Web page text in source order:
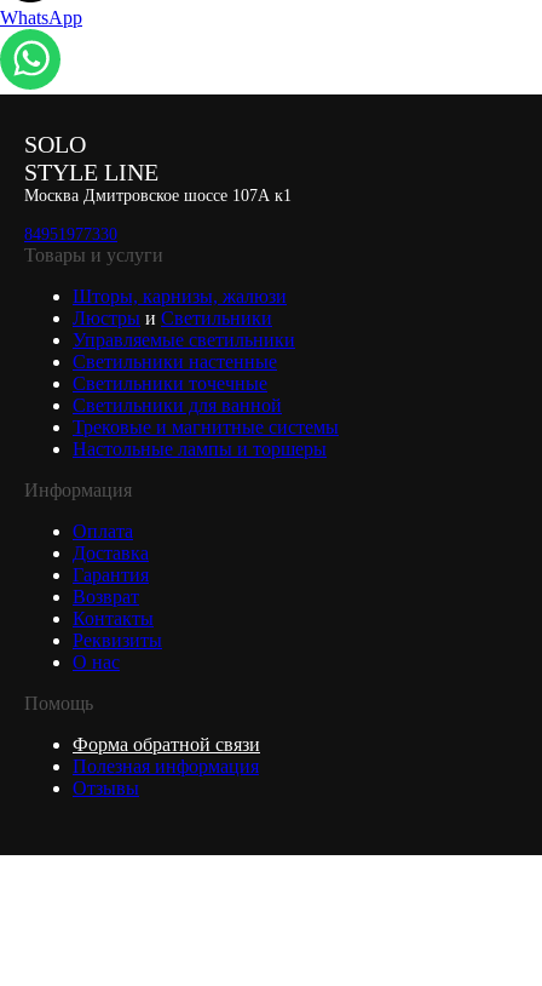
WhatsApp
SOLO
STYLE LINE
Москва Дмитровское шоссе 107А к1
84951977330
Товары и услуги
Шторы, карнизы, жалюзи
Люстры и Светильники
Управляемые светильники
Светильники настенные
Светильники точечные
Светильники для ванной
Трековые и магнитные системы
Настольные лампы и торшеры
Информация
Оплата
Доставка
Гарантия
Возврат
Контакты
Реквизиты
О нас
Помощь
Форма обратной связи
Полезная информация
Отзывы